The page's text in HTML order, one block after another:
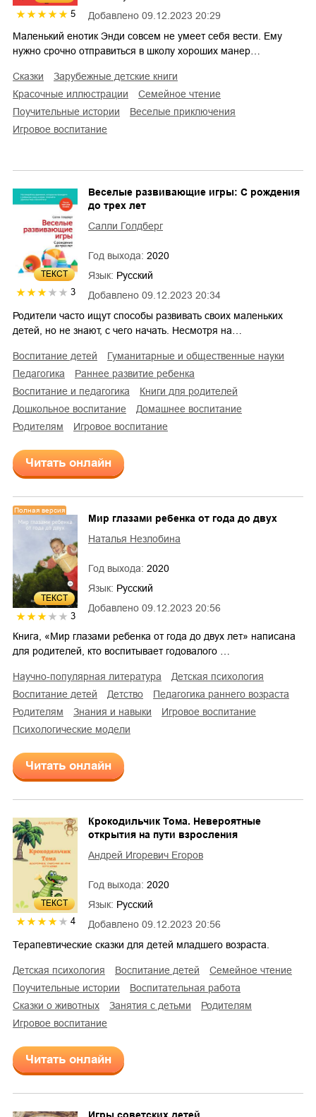
5 Добавлено 09.12.2023 20:29
Маленький енотик Энди совсем не умеет себя вести. Ему
нужно срочно отправиться в школу хороших манер…
сказки
зарубежные детские книги
красочные иллюстрации
семейное чтение
поучительные истории
веселые приключения
игровое воспитание
ТЕКСТ
3 Добавлено 09.12.2023 20:34
Веселые развивающие игры: С рождения
до трех лет
Салли Голдберг
Год выхода: 2020
Язык: Русский
Родители часто ищут способы развивать своих маленьких
детей, но не знают, с чего начать. Несмотря на…
воспитание детей
гуманитарные и общественные науки
педагогика
раннее развитие ребенка
воспитание и педагогика
книги для родителей
дошкольное воспитание
домашнее воспитание
родителям
игровое воспитание
Читать онлайн
ТЕКСТ
Полная версия
3
Добавлено 09.12.2023 20:56
Мир глазами ребенка от года до двух
Наталья Незлобина
Год выхода: 2020
Язык: Русский
Книга, «Мир глазами ребенка от года до двух лет» написана
для родителей, кто воспитывает годовалого …
научно-популярная литература
детская психология
воспитание детей
детство
педагогика раннего возраста
родителям
знания и навыки
игровое воспитание
психологические модели
Читать онлайн
ТЕКСТ
4 Добавлено 09.12.2023 20:56
Крокодильчик Тома. Невероятные
открытия на пути взросления
Андрей Игоревич Егоров
Год выхода: 2020
Язык: Русский
Терапевтические сказки для детей младшего возраста.
детская психология воспитание детей
семейное чтение
поучительные истории
воспитательная работа
сказки о животных
занятия с детьми
родителям
игровое воспитание
Читать онлайн
Игры советских детей